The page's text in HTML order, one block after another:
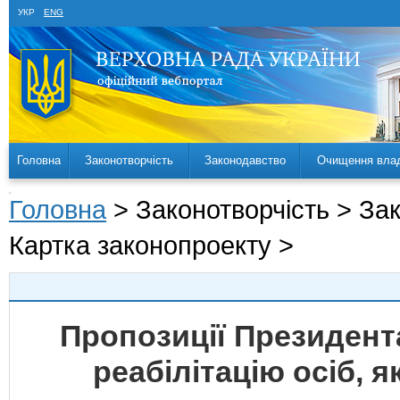
УКР ENG
Головна Законотворчість Законодавство Очищення
Головна > Законотворчість >
Картка законопроекту >
Пропозиції
реабілітацію осіб,